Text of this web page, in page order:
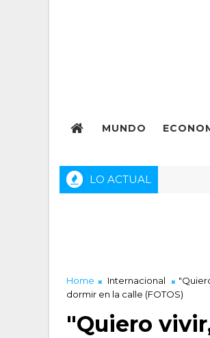
MUNDO
LO ACTUAL
Home Internacional
dormir en la calle (FOTOS)
"Quiero